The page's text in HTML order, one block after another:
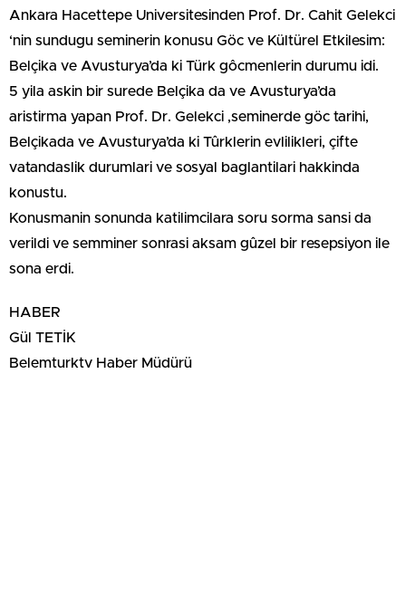
Ankara Hacettepe Universitesinden Prof. Dr. Cahit Gelekci
‘nin sundugu seminerin konusu Göc ve Kültürel Etkilesim:
Belçika ve Avusturya’da ki Türk gôcmenlerin durumu idi.
5 yila askin bir surede Belçika da ve Avusturya’da
aristirma yapan Prof. Dr. Gelekci ,seminerde göc tarihi,
Belçikada ve Avusturya’da ki Tûrklerin evlilikleri, çifte
vatandaslik durumlari ve sosyal baglantilari hakkinda
konustu.
Konusmanin sonunda katilimcilara soru sorma sansi da
verildi ve semminer sonrasi aksam gûzel bir resepsiyon ile
sona erdi.
HABER
Gül TETİK
Belemturktv Haber Müdürü